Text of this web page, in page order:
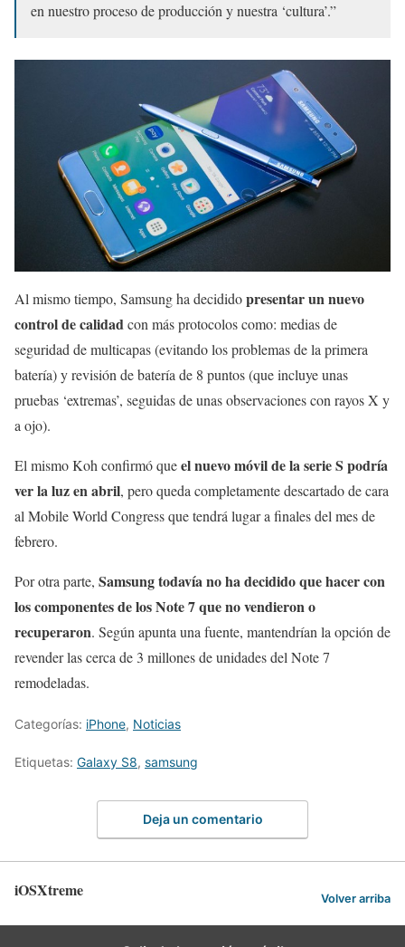
en nuestro proceso de producción y nuestra ‘cultura’.”
Al mismo tiempo, Samsung ha decididopresentar un nuevo
control de calidadcon más protocolos como: medias de
seguridad de multicapas (evitando los problemas de la primera
batería) y revisión de batería de 8 puntos (que incluye unas
pruebas ‘extremas’, seguidas de unas observaciones con rayos X y
a ojo).
El mismo Koh confirmó queel nuevo móvil de la serie S podría
ver la luz en abril, pero queda completamente descartado de cara
al Mobile World Congress que tendrá lugar a finales del mes de
febrero.
Por otra parte, Samsung todavía no ha decidido que hacer con
los componentes de los Note 7 que no vendieron o
recuperaron. Según apunta una fuente, mantendrían la opción de
revender las cerca de 3 millones de unidades del Note 7
remodeladas.
Categorías: iPhone, Noticias
Etiquetas: Galaxy S8, samsung
Deja un comentario
iOSXtreme Volver arriba